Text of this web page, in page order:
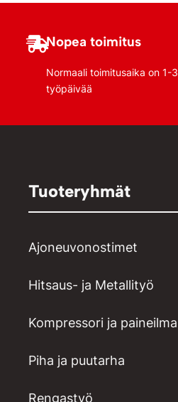
Nopea toimitus
Normaali toimitusaika on 1-3
työpäivää
Tuoteryhmät
Ajoneuvonostimet
Hitsaus- ja Metallityö
Kompressori ja paineilma
Piha ja puutarha
Rengastyö